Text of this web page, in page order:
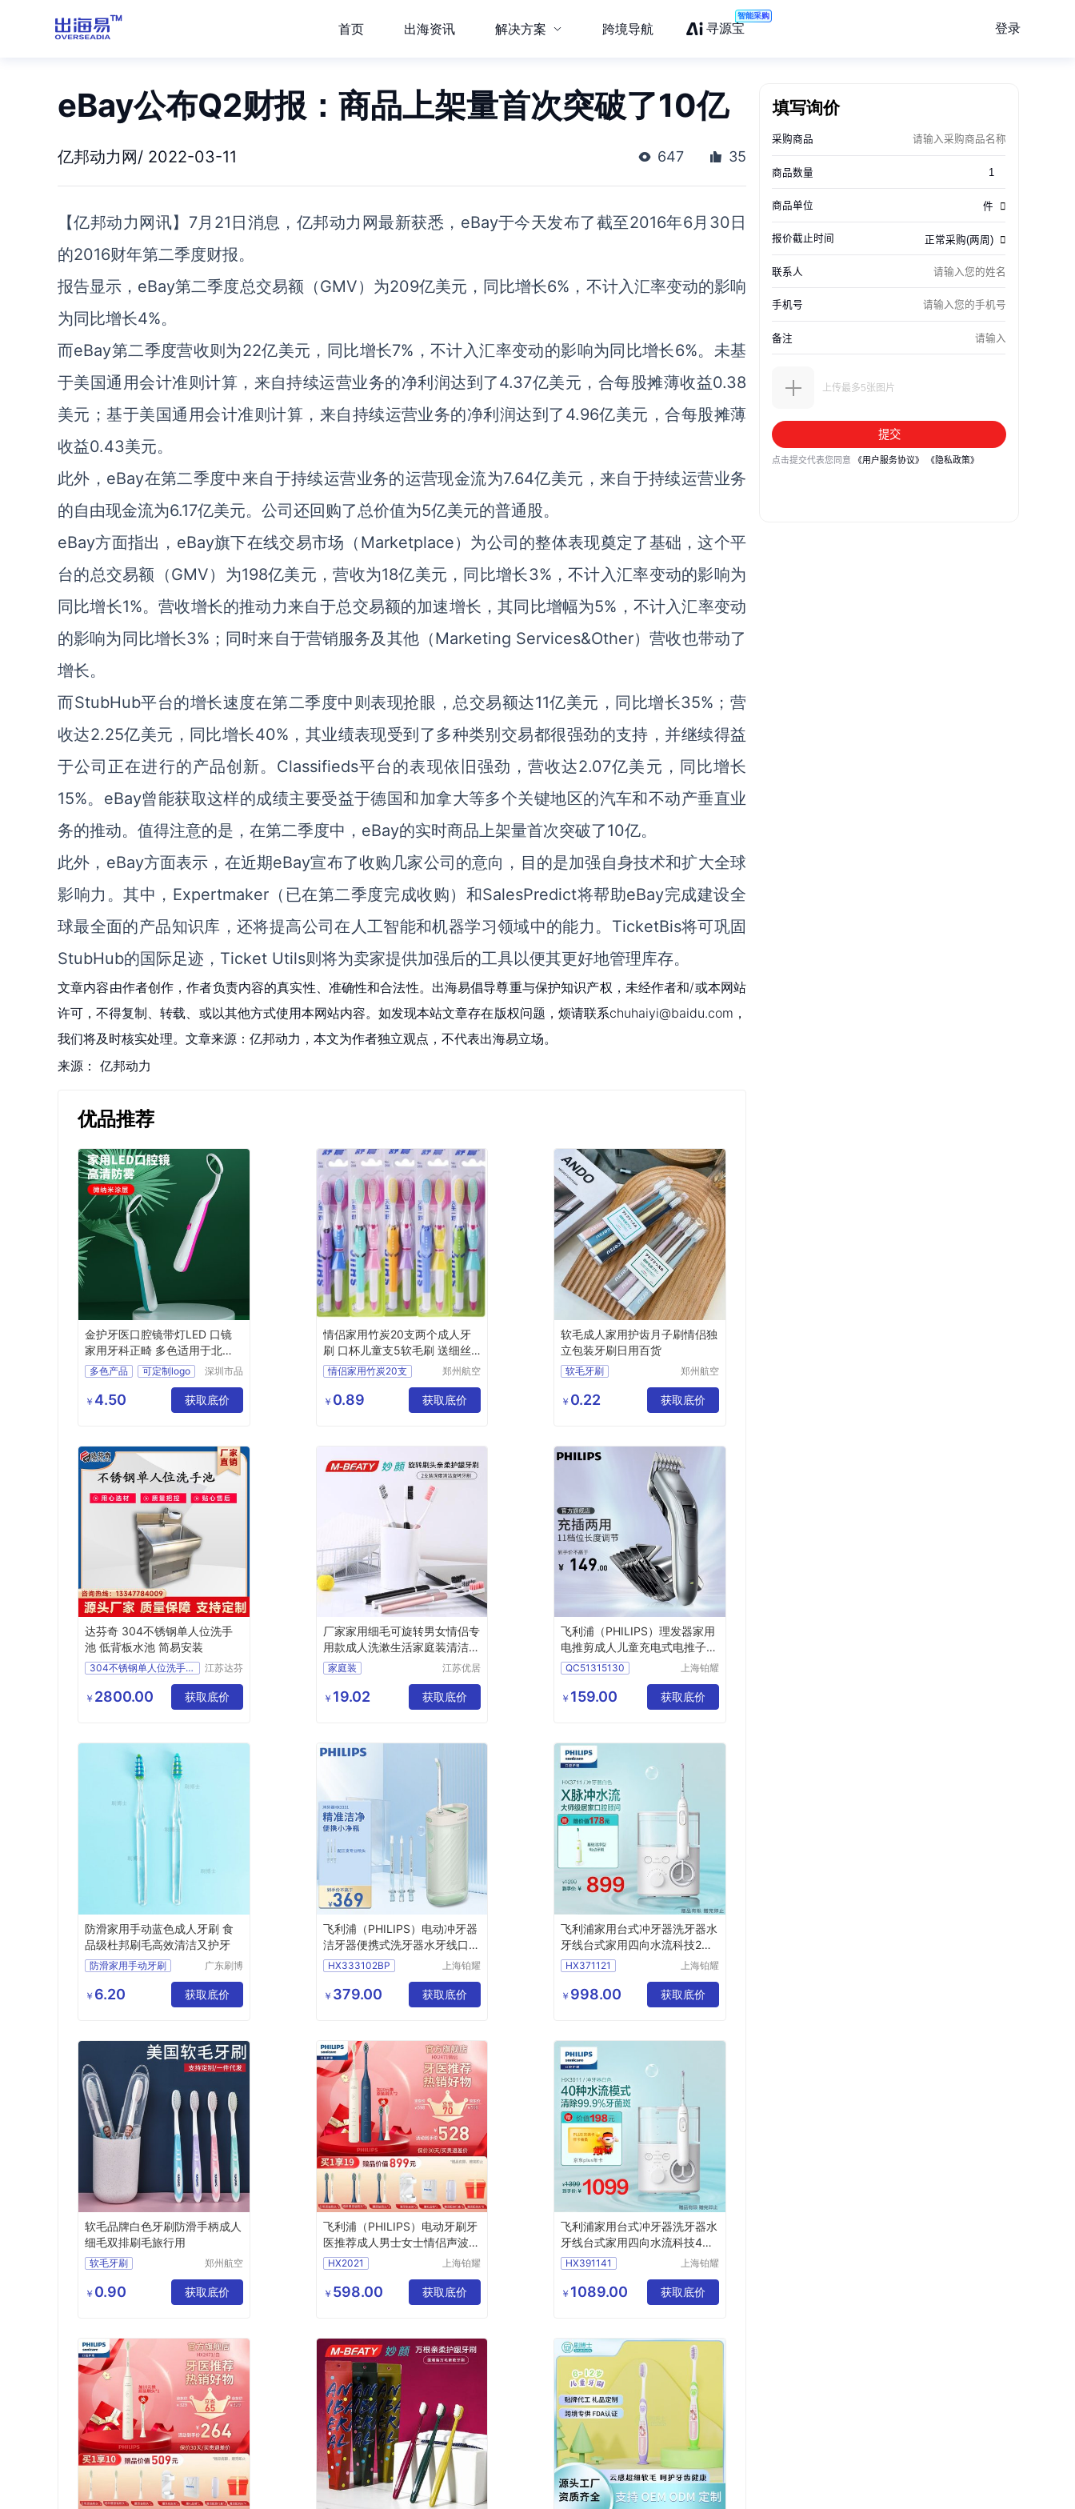
首页 出海资讯 解决方案 跨境导航 寻源宝
智能采购
登录
eBay公布Q2财报：商品上架量首次突破了10亿
亿邦动力网/ 2022-03-11 647 35
【亿邦动力网讯】7月21日消息，亿邦动力网最新获悉，eBay于今天发布了截至2016年6月30日
的2016财年第二季度财报。
报告显示，eBay第二季度总交易额（GMV）为209亿美元，同比增长6%，不计入汇率变动的影响
为同比增长4%。
而eBay第二季度营收则为22亿美元，同比增长7%，不计入汇率变动的影响为同比增长6%。未基
于美国通用会计准则计算，来自持续运营业务的净利润达到了4.37亿美元，合每股摊薄收益0.38
美元；基于美国通用会计准则计算，来自持续运营业务的净利润达到了4.96亿美元，合每股摊薄
收益0.43美元。
此外，eBay在第二季度中来自于持续运营业务的运营现金流为7.64亿美元，来自于持续运营业务
的自由现金流为6.17亿美元。公司还回购了总价值为5亿美元的普通股。
eBay方面指出，eBay旗下在线交易市场（Marketplace）为公司的整体表现奠定了基础，这个平
台的总交易额（GMV）为198亿美元，营收为18亿美元，同比增长3%，不计入汇率变动的影响为
同比增长1%。营收增长的推动力来自于总交易额的加速增长，其同比增幅为5%，不计入汇率变动
的影响为同比增长3%；同时来自于营销服务及其他（Marketing Services&Other）营收也带动了
增长。
而StubHub平台的增长速度在第二季度中则表现抢眼，总交易额达11亿美元，同比增长35%；营
收达2.25亿美元，同比增长40%，其业绩表现受到了多种类别交易都很强劲的支持，并继续得益
于公司正在进行的产品创新。Classifieds平台的表现依旧强劲，营收达2.07亿美元，同比增长
15%。eBay曾能获取这样的成绩主要受益于德国和加拿大等多个关键地区的汽车和不动产垂直业
务的推动。值得注意的是，在第二季度中，eBay的实时商品上架量首次突破了10亿。
此外，eBay方面表示，在近期eBay宣布了收购几家公司的意向，目的是加强自身技术和扩大全球
影响力。其中，Expertmaker（已在第二季度完成收购）和SalesPredict将帮助eBay完成建设全
球最全面的产品知识库，还将提高公司在人工智能和机器学习领域中的能力。TicketBis将可巩固
StubHub的国际足迹，Ticket Utils则将为卖家提供加强后的工具以便其更好地管理库存。
文章内容由作者创作，作者负责内容的真实性、准确性和合法性。出海易倡导尊重与保护知识产权，未经作者和/或本网站
许可，不得复制、转载、或以其他方式使用本网站内容。如发现本站文章存在版权问题，烦请联系chuhaiyi@baidu.com，
我们将及时核实处理。文章来源：亿邦动力，本文为作者独立观点，不代表出海易立场。
来源： 亿邦动力
优品推荐
金护牙医口腔镜带灯LED 口镜
家用牙科正畸 多色适用于北美
地区
多色产品
可定制logo
销售北美
方便携带
深圳市品
物科技有
限公司
￥ 4.50 获取底价
情侣家用竹炭20支两个成人牙
刷 口杯儿童支5软毛刷 送细丝
家庭装
情侣家用竹炭20支
儿童支5软毛牙刷
郑州航空
琦日用品
店
￥ 0.89 获取底价
软毛成人家用护齿月子刷情侣独
立包装牙刷日用百货
软毛牙刷
月子刷
情侣牙刷
郑州航空
鑫日用百
货店
￥ 0.22 获取底价
达芬奇 304不锈钢单人位洗手
池 低背板水池 简易安装
304不锈钢单人位洗手池
不锈钢304手术室洗手池
不锈钢水槽
洗手池
江苏达芬
份有限公
司
￥ 2800.00 获取底价
厂家家用细毛可旋转男女情侣专
用款成人洗漱生活家庭装清洁牙
刷家庭装
江苏优居
有限公司
￥ 19.02 获取底价
飞利浦（PHILIPS）理发器家用
电推剪成人儿童充电式电推子电
动理发剪QC5130&QC5131随
机发货全家适用
QC51315130
上海铂耀
有限公司
￥ 159.00 获取底价
防滑家用手动蓝色成人牙刷 食
品级杜邦刷毛高效清洁又护牙
防滑家用手动牙刷
手动牙刷
广东刷博
限公司
￥ 6.20 获取底价
飞利浦（PHILIPS）电动冲牙器
洁牙器便携式洗牙器水牙线口腔
护理除牙菌斑正畸适用家用台式
大容量HX3331/02
HX333102BP
上海铂耀
有限公司
￥ 379.00 获取底价
飞利浦家用台式冲牙器洗牙器水
牙线台式家用四向水流科技2种
洁齿模式10级洁齿力度水魔方
白色HX3711/21品质好
HX371121
上海铂耀
有限公司
￥ 998.00 获取底价
软毛品牌白色牙刷防滑手柄成人
细毛双排刷毛旅行用
软毛牙刷
独立包装成人细毛牙刷
家用情侣牙刷
郑州航空
鑫日用百
货店
￥ 0.90 获取底价
飞利浦（PHILIPS）电动牙刷牙
医推荐成人男士女士情侣声波震
动牙刷HX24715效宝藏刷五种
模式【三八妇女节礼物】HX挺
值
HX2021
上海铂耀
有限公司
￥ 598.00 获取底价
飞利浦家用台式冲牙器洗牙器水
牙线台式家用四向水流科技4种
洁齿模式10级洁齿力度水魔方
白色HX3911/41
HX391141
上海铂耀
有限公司
￥ 1089.00 获取底价
填写询价